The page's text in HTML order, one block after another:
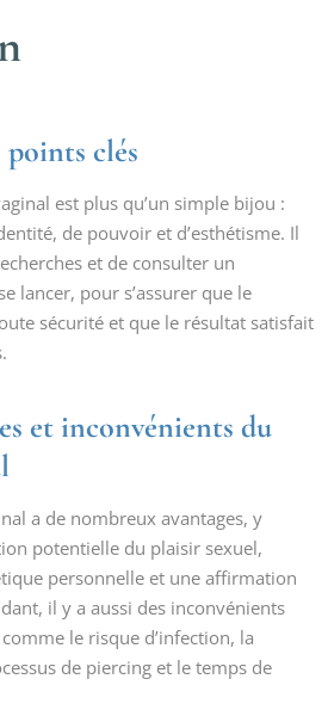
points clés
est plus qu’un simple bijou :
de pouvoir et d’esthétisme. Il
et de consulter un
lancer, pour s’assurer que le
sécurité et que le résultat satisfait
et inconvénients du
a de nombreux avantages, y
potentielle du plaisir sexuel,
personnelle et une affirmation
il y a aussi des inconvénients
le risque d’infection, la
de piercing et le temps de